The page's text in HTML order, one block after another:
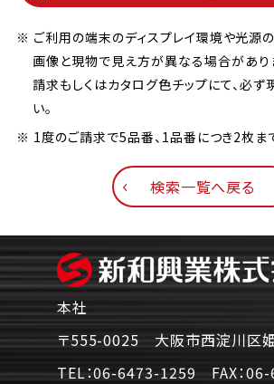
※ ご利用の端末のディスプレイ環境や光源
画像と現物で見え方が異なる場合があり
請求もしくはカタログ色チップにて、必ず
い。
※ 1度のご請求で5品番、1品番につき2枚ま
検索一覧へ戻る
本社
〒555-0025 大阪市西淀川区
TEL：06-6473-1259 FAX：06-